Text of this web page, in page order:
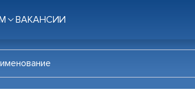
ВАКАНСИИ